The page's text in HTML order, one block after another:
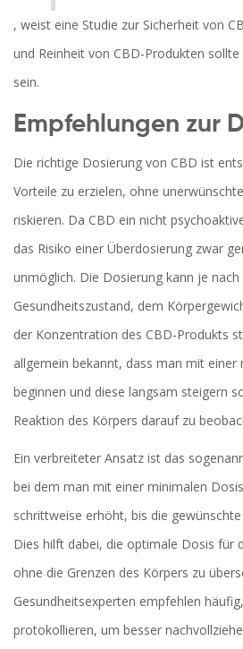
, weist eine Studie zur Sicherheit von
und Reinheit von CBD-Produkten
sein.
Empfehlungen zur
Die richtige Dosierung von CBD ist
Vorteile zu erzielen, ohne
riskieren. Da CBD ein nicht
das Risiko einer Überdosierung zwar
unmöglich. Die Dosierung kann je
Gesundheitszustand, dem
der Konzentration des CBD-Produkts
allgemein bekannt, dass man mit einer
beginnen und diese langsam steigern
Reaktion des Körpers darauf zu
Ein verbreiteter Ansatz ist das
bei dem man mit einer minimalen
schrittweise erhöht, bis die
Dies hilft dabei, die optimale Dosis für
ohne die Grenzen des Körpers zu
Gesundheitsexperten empfehlen
protokollieren, um besser